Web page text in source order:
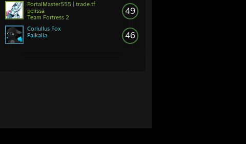
49
PortalMaster555 | trade.tf
pelissä
Team Fortress 2
46
Coriullus Fox
Paikalla